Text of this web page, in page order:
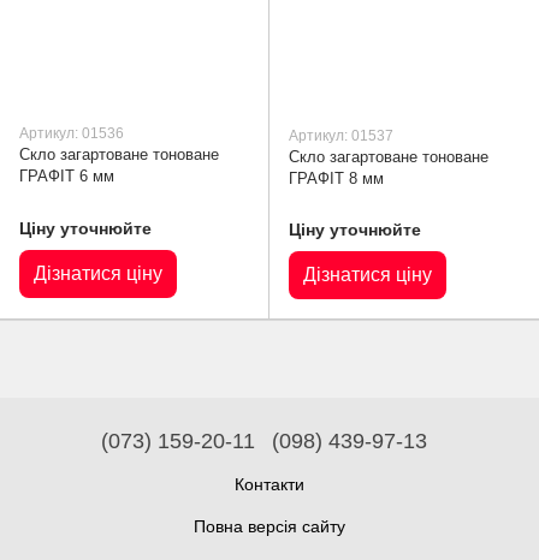
Артикул: 01536
Скло загартоване тоноване
ГРАФІТ 6 мм
Ціну уточнюйте
Дізнатися ціну
Артикул: 01537
Скло загартоване тоноване
ГРАФІТ 8 мм
Ціну уточнюйте
Дізнатися ціну
(073) 159-20-11 (098) 439-97-13
Контакти
Повна версія сайту